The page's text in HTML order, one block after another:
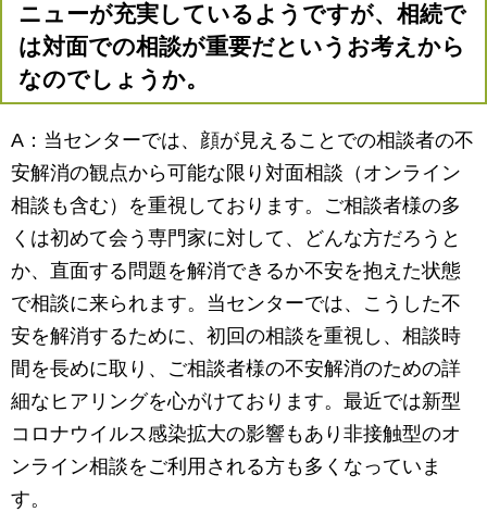
ニューが充実しているようですが、相続で
は対面での相談が重要だというお考えから
なのでしょうか。
A：当センターでは、顔が見えることでの相談者の不
安解消の観点から可能な限り対面相談（オンライン
相談も含む）を重視しております。ご相談者様の多
くは初めて会う専門家に対して、どんな方だろうと
か、直面する問題を解消できるか不安を抱えた状態
で相談に来られます。当センターでは、こうした不
安を解消するために、初回の相談を重視し、相談時
間を長めに取り、ご相談者様の不安解消のための詳
細なヒアリングを心がけております。最近では新型
コロナウイルス感染拡大の影響もあり非接触型のオ
ンライン相談をご利用される方も多くなっていま
す。